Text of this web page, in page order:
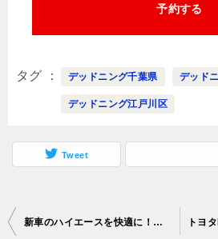
予約する
タグ デッドニング千葉県 デッド
デッドニング江戸川区
Tweet
投
新車のハイエースを快適に！フルデッドニング施工で車内を静かで快適な空間に♪